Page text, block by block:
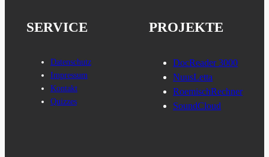
SERVICE
Datenschutz
Impressum
Kontakt
Quizzes
PROJEKTE
DocReader 3000
NuusLetta
RoemischRechner
SoundCloud